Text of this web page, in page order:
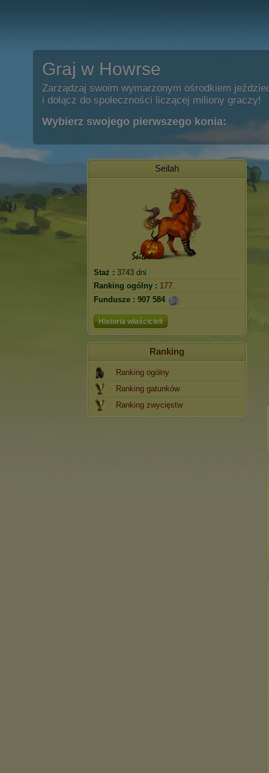
Graj w Howrse
Zarządzaj swoim wymarzonym ośrodkiem
i dołącz do społeczności liczącej miliony graczy!
Wybierz swojego pierwszego konia:
Seilah
Staż : 3743 dni
Ranking ogólny : 177.
Fundusze : 907 584
Historia właścicieli
Ranking
Ranking ogólny
Ranking gatunków
Ranking zwycięstw